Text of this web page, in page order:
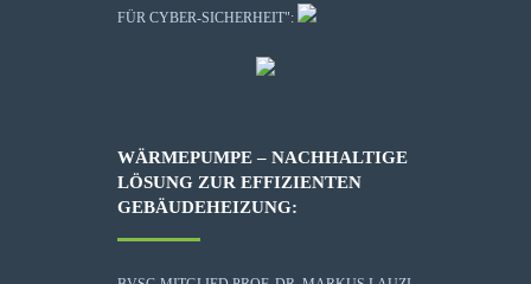
FÜR CYBER-SICHERHEIT":
WÄRMEPUMPE – NACHHALTIGE
LÖSUNG ZUR EFFIZIENTEN
GEBÄUDEHEIZUNG: